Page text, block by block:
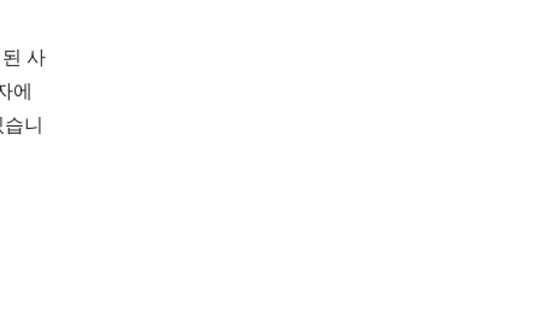
사
에
니